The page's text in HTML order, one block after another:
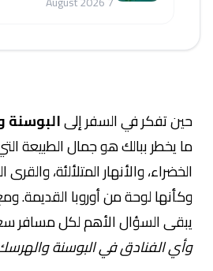
حين تفكر في السفر إلى
ما يخطر ببالك هو جمال الطبيعة
الخضراء، والأنهار المتلألئة، والقرى
وكأنها لوحة من أوروبا القديمة.
يبقى السؤال الأهم لكل مسافر
وأي الفنادق في البوسنة والهرسك